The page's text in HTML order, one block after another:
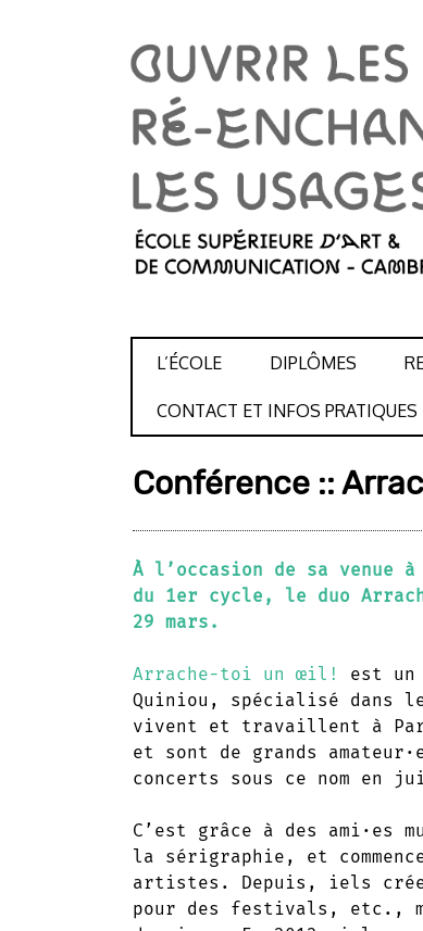
SKIP TO CONTENT
L’ÉCOLE DIPLÔMES
CONTACT ET INFOS PRATIQUES
Conférence ::
À l’occasion de sa venue
du 1er cycle, le duo
29 mars.
Arrache-toi un œil!
est un
Quiniou, spécialisé
vivent et travaillent à
et sont de grands
concerts sous ce nom en
C’est grâce à des ami·es
la sérigraphie, et
artistes. Depuis, iels
pour des festivals, etc.,